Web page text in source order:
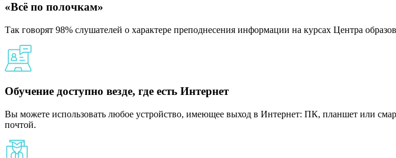
«Всё по полочкам»
Так говорят 98% слушателей о характере преподнесения информации на курсах Центра
Обучение доступно везде, где есть Интернет
Вы можете использовать любое устройство, имеющее выход в Интернет: ПК, планшет или
почтой.